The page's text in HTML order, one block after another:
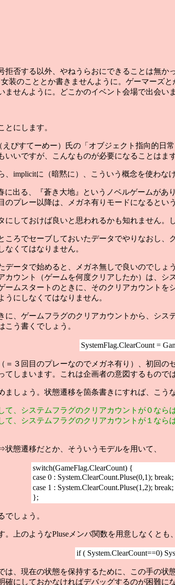
拒否する以外、やねうらおにできることは無
装のこととか書きませんように。ゲーマー
せんように。どこかのイベント会場で出会
にします。
ぴすてーめー）氏の「オブジェクト指向的日
いですが、こんなものが必要になることはま
implicitに（暗黙に）、こういう概念を使わな
出る、『蒼き大地』というノベルゲームが
プレー以降は、メガネ有りモードになるとい
しておけば良いと思われるかも知れません。
ころでセーブしておいたデータでやりなおし
くてはなりません。
データで始めると、メガネ無しで良いのでし
カウント（ゲームを何度クリアしたか）は、
ームスタートのときに、そのクリアカウント
にしなくてはなりません。
に、ゲームフラグのクリアカウントから、シ
う書くでしょう。
SystemFlag.ClearCount =
＝３回目のプレーなのでメガネ有り）、初回
しまいます。これは企画者の意図するもので
しょう。状態遷移を箇条書きにすれば、こう
て、システムフラグのクリアカウントが０なら
て、システムフラグのクリアカウントが１なら
態遷移だとか、そういうモデルを用いて、
switch(GameFlag.ClearCount) {
case 0 : System.ClearCount.Pluse(0,1);
case 1 : System.ClearCount.Pluse(1,2);
};
でしょう。
上のようなPluseメンバ関数を用意しなくとも、
if ( System.ClearCount==0)
は、現在の状態を保持するために、この手の
にしておかなければデバッグするのが困難に